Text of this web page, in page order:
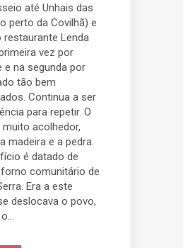
até Unhais das
perto da Covilhã) e
restaurante Lenda
vez por
e na segunda por
tão bem
Continua a ser
para repetir. O
acolhedor,
madeira e a pedra.
é datado de
comunitário de
Era a este
deslocava o povo,